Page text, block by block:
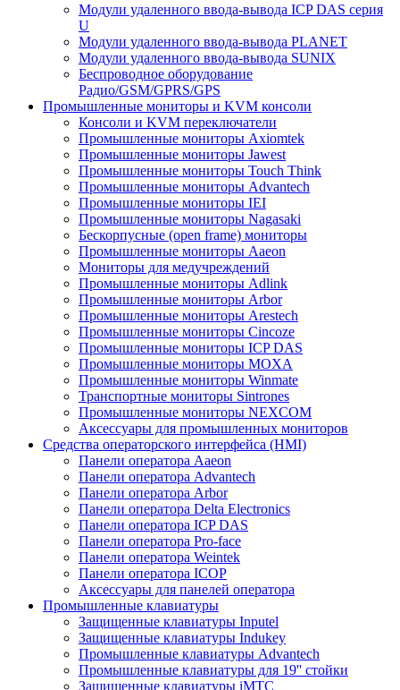
Модули удаленного ввода-вывода ICP DAS серия
U
Модули удаленного ввода-вывода PLANET
Модули удаленного ввода-вывода SUNIX
Беспроводное оборудование
Радио/GSM/GPRS/GPS
Промышленные мониторы и KVM консоли
Консоли и KVM переключатели
Промышленные мониторы Axiomtek
Промышленные мониторы Jawest
Промышленные мониторы Touch Think
Промышленные мониторы Advantech
Промышленные мониторы IEI
Промышленные мониторы Nagasaki
Бескорпусные (open frame) мониторы
Промышленные мониторы Aaeon
Мониторы для медучреждений
Промышленные мониторы Adlink
Промышленные мониторы Arbor
Промышленные мониторы Arestech
Промышленные мониторы Cincoze
Промышленные мониторы ICP DAS
Промышленные мониторы MOXA
Промышленные мониторы Winmate
Транспортные мониторы Sintrones
Промышленные мониторы NEXCOM
Аксессуары для промышленных мониторов
Средства операторского интерфейса (HMI)
Панели оператора Aaeon
Панели оператора Advantech
Панели оператора Arbor
Панели оператора Delta Electronics
Панели оператора ICP DAS
Панели оператора Pro-face
Панели оператора Weintek
Панели оператора ICOP
Аксессуары для панелей оператора
Промышленные клавиатуры
Защищенные клавиатуры Inputel
Защищенные клавиатуры Indukey
Промышленные клавиатуры Advantech
Промышленные клавиатуры для 19'' стойки
Защищенные клавиатуры iMTC